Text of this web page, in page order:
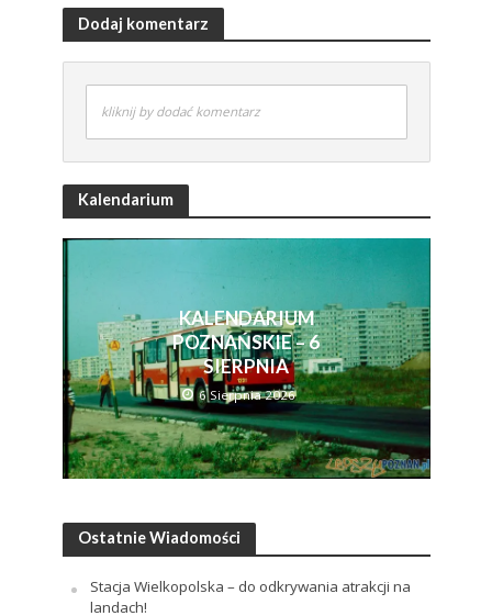
Dodaj komentarz
kliknij by dodać komentarz
Kalendarium
KALENDARIUM
POZNAŃSKIE – 6
SIERPNIA
6 Sierpnia 2026
Ostatnie Wiadomości
Stacja Wielkopolska – do odkrywania atrakcji na
landach!